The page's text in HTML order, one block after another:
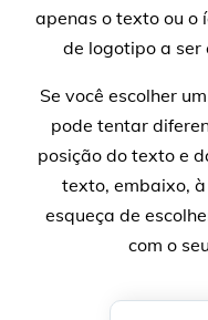
apenas o texto ou o
de logotipo a ser
Se você escolher
pode tentar
posição do texto e
texto, embaixo,
esqueça de
com o